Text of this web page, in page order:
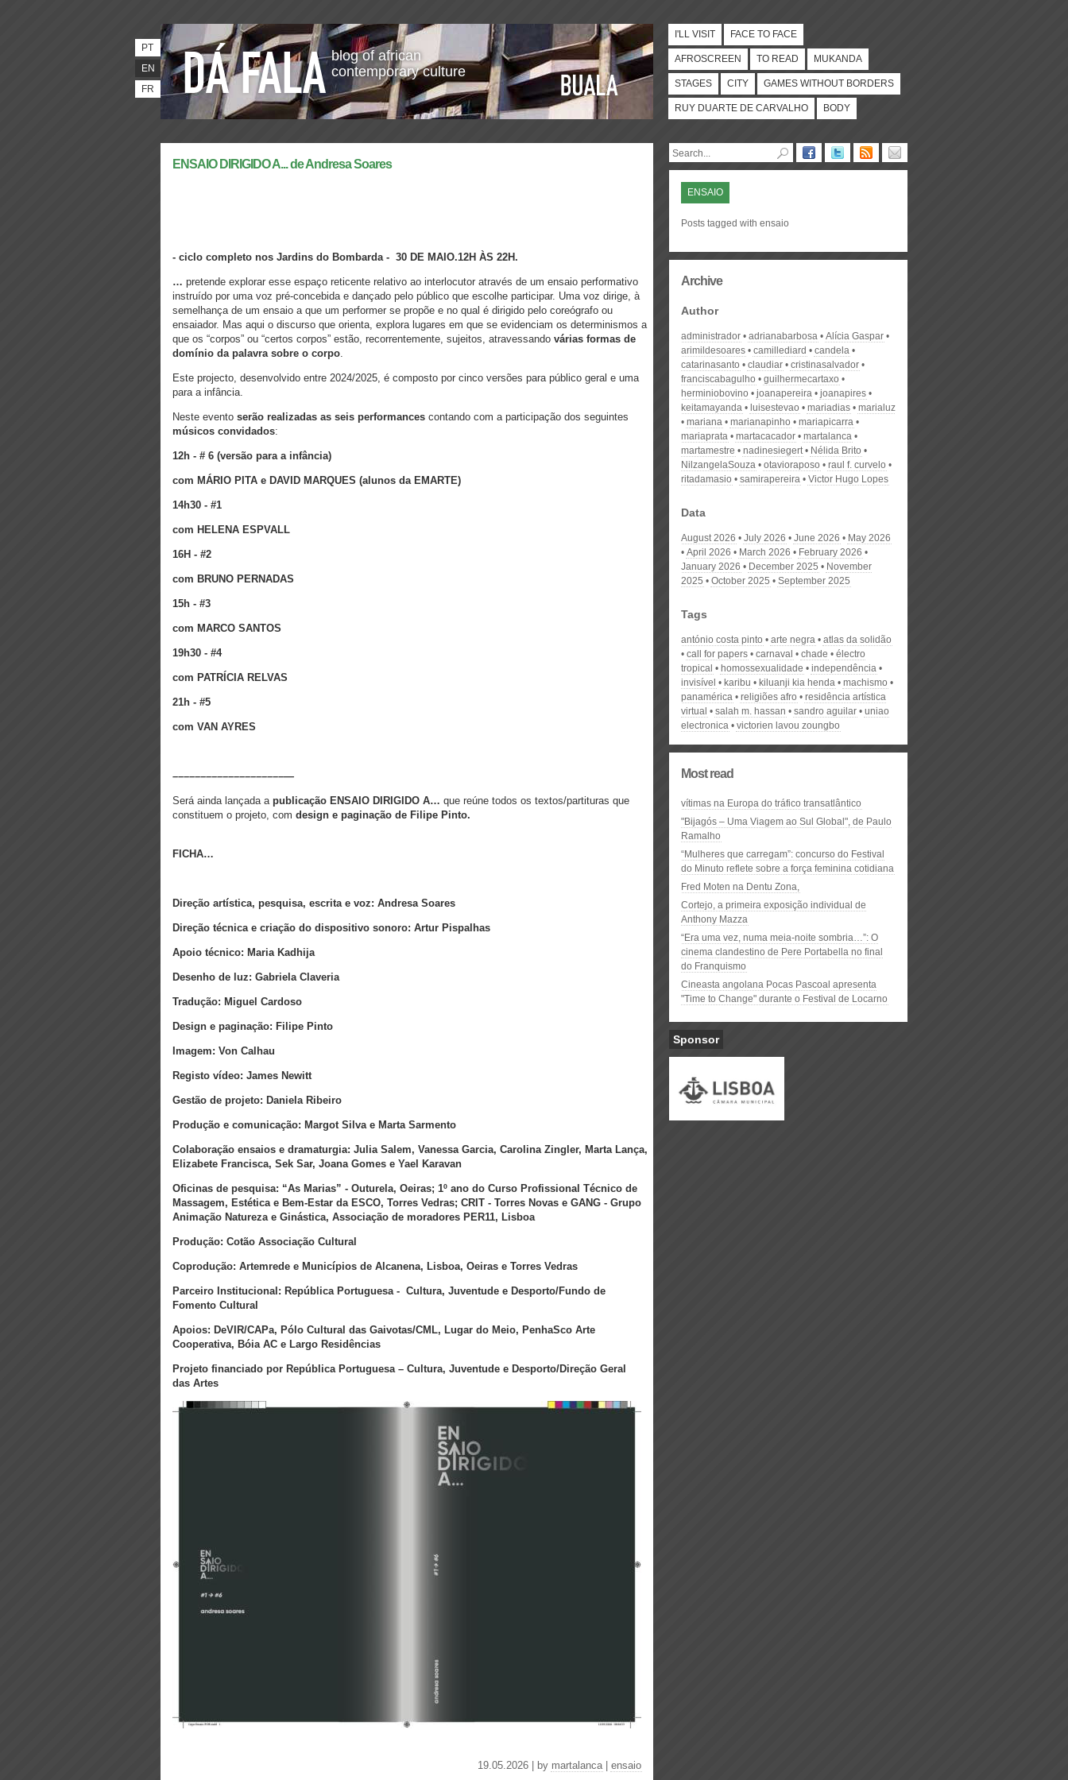
blog of african
contemporary culture
PT
EN
FR
I'LL VISIT FACE TO FACE
AFROSCREEN TO READ MUKANDA
STAGES CITY GAMES WITHOUT BORDERS
RUY DUARTE DE CARVALHO BODY
ENSAIO DIRIGIDO A... de Andresa Soares
- ciclo completo nos Jardins do Bombarda - 30 DE MAIO.12H ÀS 22H.
… pretende explorar esse espaço reticente relativo ao interlocutor através de um ensaio performativo
instruído por uma voz pré-concebida e dançado pelo público que escolhe participar. Uma voz dirige, à
semelhança de um ensaio a que um performer se propõe e no qual é dirigido pelo coreógrafo ou
ensaiador. Mas aqui o discurso que orienta, explora lugares em que se evidenciam os determinismos a
que os “corpos” ou “certos corpos” estão, recorrentemente, sujeitos, atravessando várias formas de
domínio da palavra sobre o corpo.
Este projecto, desenvolvido entre 2024/2025, é composto por cinco versões para público geral e uma
para a infância.
Neste evento serão realizadas as seis performances contando com a participação dos seguintes
músicos convidados:
12h - # 6 (versão para a infância)
com MÁRIO PITA e DAVID MARQUES (alunos da EMARTE)
14h30 - #1
com HELENA ESPVALL
16H - #2
com BRUNO PERNADAS
15h - #3
com MARCO SANTOS
19h30 - #4
com PATRÍCIA RELVAS
21h - #5
com VAN AYRES
––––––––––––––––––––—
Será ainda lançada a publicação ENSAIO DIRIGIDO A… que reúne todos os textos/partituras que
constituem o projeto, com design e paginação de Filipe Pinto.
FICHA…
Direção artística, pesquisa, escrita e voz: Andresa Soares
Direção técnica e criação do dispositivo sonoro: Artur Pispalhas
Apoio técnico: Maria Kadhija
Desenho de luz: Gabriela Claveria
Tradução: Miguel Cardoso
Design e paginação: Filipe Pinto
Imagem: Von Calhau
Registo vídeo: James Newitt
Gestão de projeto: Daniela Ribeiro
Produção e comunicação: Margot Silva e Marta Sarmento
Colaboração ensaios e dramaturgia: Julia Salem, Vanessa Garcia, Carolina Zingler, Marta Lança,
Elizabete Francisca, Sek Sar, Joana Gomes e Yael Karavan
Oficinas de pesquisa: “As Marias” - Outurela, Oeiras; 1º ano do Curso Profissional Técnico de
Massagem, Estética e Bem-Estar da ESCO, Torres Vedras; CRIT - Torres Novas e GANG - Grupo
Animação Natureza e Ginástica, Associação de moradores PER11, Lisboa
Produção: Cotão Associação Cultural
Coprodução: Artemrede e Municípios de Alcanena, Lisboa, Oeiras e Torres Vedras
Parceiro Institucional: República Portuguesa - Cultura, Juventude e Desporto/Fundo de
Fomento Cultural
Apoios: DeVIR/CAPa, Pólo Cultural das Gaivotas/CML, Lugar do Meio, PenhaSco Arte
Cooperativa, Bóia AC e Largo Residências
Projeto financiado por República Portuguesa – Cultura, Juventude e Desporto/Direção Geral
das Artes
19.05.2026 | by martalanca| ensaio
ENSAIO
Posts tagged with ensaio
Archive
Author
administrador adrianabarbosa
Alícia Gaspar
arimildesoares
camillediard
candela
catarinasanto
claudiar
cristinasalvador
franciscabagulho
guilhermecartaxo
herminiobovino
joanapereira
joanapires
keitamayanda
luisestevao mariadias
marialuz
mariana
marianapinho
mariapicarra
mariaprata
martacacador
martalanca
martamestre
nadinesiegert
Nélida Brito
NilzangelaSouza
otavioraposo
raul f. curvelo
ritadamasio
samirapereira Victor Hugo Lopes
Data
August 2026 July 2026 June 2026
May 2026
April 2026
March 2026
February 2026
January 2026
December 2025
November
2025
October 2025 September 2025
Tags
antónio costa pinto arte negra
atlas da solidão
call for papers
carnaval chade
électro
tropical
homossexualidade
independência
invisível
karibu kiluanji kia henda
machismo
panamérica
religiões afro
residência artística
virtual
salah m. hassan sandro aguilar
uniao
electronica
victorien lavou zoungbo
Most read
vítimas na Europa do tráfico transatlântico
"Bijagós – Uma Viagem ao Sul Global", de Paulo
Ramalho
“Mulheres que carregam”: concurso do Festival
do Minuto reflete sobre a força feminina cotidiana
Fred Moten na Dentu Zona,
Cortejo, a primeira exposição individual de
Anthony Mazza
“Era uma vez, numa meia-noite sombria…”: O
cinema clandestino de Pere Portabella no final
do Franquismo
Cineasta angolana Pocas Pascoal apresenta
"Time to Change" durante o Festival de Locarno
Sponsor